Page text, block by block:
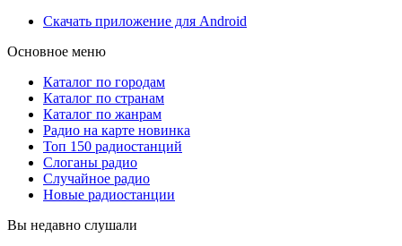
Скачать приложение для Android
Основное меню
Каталог по городам
Каталог по странам
Каталог по жанрам
Радио на карте новинка
Топ 150 радиостанций
Слоганы радио
Случайное радио
Новые радиостанции
Вы недавно слушали